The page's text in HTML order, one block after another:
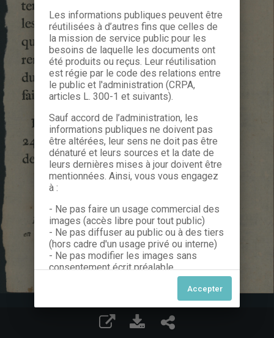
Les informations publiques peuvent être
réutilisées à d’autres fins que celles de
la mission de service public pour les
besoins de laquelle les documents ont
été produits ou reçus. Leur réutilisation
est régie par le code des relations entre
le public et l'administration (CRPA,
articles L. 300-1 et suivants).
Sauf accord de l’administration, les
informations publiques ne doivent pas
être altérées, leur sens ne doit pas être
dénaturé et leurs sources et la date de
leurs dernières mises à jour doivent être
mentionnées. Ainsi, vous vous engagez
à :
- Ne pas faire un usage commercial des
images (accès libre pour tout public)
- Ne pas diffuser au public ou à des tiers
(hors cadre d'un usage privé ou interne)
- Ne pas modifier les images sans
consentement écrit préalable
Dans le cas contraire, nous vous invitons
à nous contacter afin de solliciter le type
de Licence souhaitée parmi celles
proposées et le cas échéant, acquitter